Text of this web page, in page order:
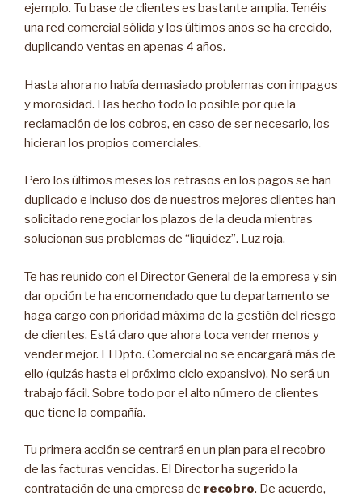
ejemplo. Tu base de clientes es bastante amplia. Tenéis
una red comercial sólida y los últimos años se ha crecido,
duplicando ventas en apenas 4 años.
Hasta ahora no había demasiado problemas con impagos
y morosidad. Has hecho todo lo posible por que la
reclamación de los cobros, en caso de ser necesario, los
hicieran los propios comerciales.
Pero los últimos meses los retrasos en los pagos se han
duplicado e incluso dos de nuestros mejores clientes han
solicitado renegociar los plazos de la deuda mientras
solucionan sus problemas de “liquidez”. Luz roja.
Te has reunido con el Director General de la empresa y sin
dar opción te ha encomendado que tu departamento se
haga cargo con prioridad máxima de la gestión del riesgo
de clientes. Está claro que ahora toca vender menos y
vender mejor. El Dpto. Comercial no se encargará más de
ello (quizás hasta el próximo ciclo expansivo). No será un
trabajo fácil. Sobre todo por el alto número de clientes
que tiene la compañía.
Tu primera acción se centrará en un plan para el recobro
de las facturas vencidas. El Director ha sugerido la
contratación de una empresa de recobro. De acuerdo,